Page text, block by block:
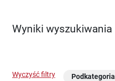
Wyniki wyszukiwania
Wyczyść filtry Podkategoria